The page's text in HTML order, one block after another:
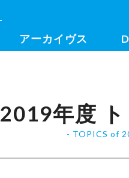
アーカイヴス
2019年度
TOPICS of